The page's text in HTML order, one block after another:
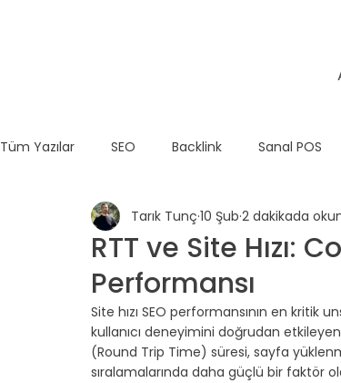
Tüm Yazılar SEO Backlink Sanal POS
Temel SEO E-Ticaret Teknik SEO
RTT ve Site Hızı:
Performansı
Tarık Tunç 10 Şub 2 dakikada
Site hızı SEO performansının en kritik
kullanıcı deneyimini doğrudan
(Round Trip Time) süresi, sayfa
sıralamalarında daha güçlü bir faktör